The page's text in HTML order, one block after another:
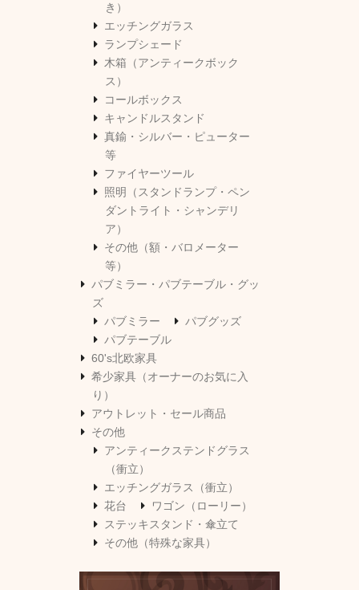
き）
エッチングガラス
ランプシェード
木箱（アンティークボック
ス）
コールボックス
キャンドルスタンド
真鍮・シルバー・ピューター
等
ファイヤーツール
照明（スタンドランプ・ペン
ダントライト・シャンデリ
ア）
その他（額・バロメーター
等）
パブミラー・パブテーブル・グッ
ズ
パブミラー
パブグッズ
パブテーブル
60's北欧家具
希少家具（オーナーのお気に入
り）
アウトレット・セール商品
その他
アンティークステンドグラス
（衝立）
エッチングガラス（衝立）
花台
ワゴン（ローリー）
ステッキスタンド・傘立て
その他（特殊な家具）